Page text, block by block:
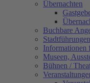
Übernachten
Buchbare
Stadtführungen
Informationen
Museen,
Bühnen /